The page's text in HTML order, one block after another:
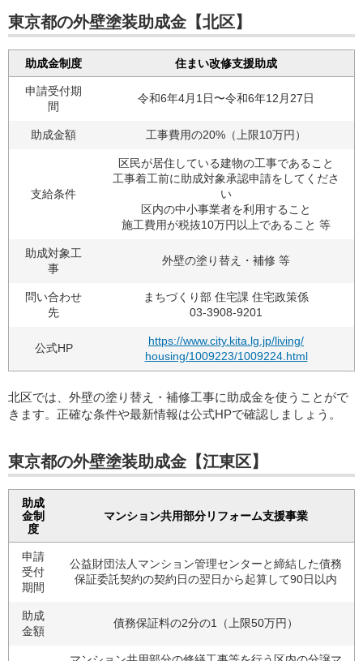
東京都の外壁塗装助成金【北区】
助成金制度 住まい改修支援助成
申請受付期
間
令和6年4月1日〜令和6年12月27日
助成金額 工事費用の20%（上限10万円）
支給条件
区民が居住している建物の工事であること
工事着工前に助成対象承認申請をしてくださ
い
区内の中小事業者を利用すること
施工費用が税抜10万円以上であること 等
助成対象工
事
外壁の塗り替え・補修 等
問い合わせ
先
まちづくり部 住宅課 住宅政策係
03-3908-9201
公式HP
https://www.city.kita.lg.jp/living/
housing/1009223/1009224.html
北区では、外壁の塗り替え・補修工事に助成金を使うことがで
きます。正確な条件や最新情報は公式HPで確認しましょう。
東京都の外壁塗装助成金【江東区】
助成
金制
度
マンション共用部分リフォーム支援事業
申請
受付
期間
公益財団法人マンション管理センターと締結した債務
保証委託契約の契約日の翌日から起算して90日以内
助成
金額
債務保証料の2分の1（上限50万円）